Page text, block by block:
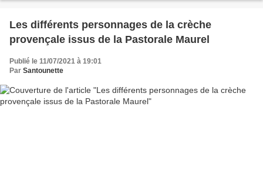
Les différents personnages de la crèche
provençale issus de la Pastorale Maurel
Publié le 11/07/2021 à 19:01
Par Santounette